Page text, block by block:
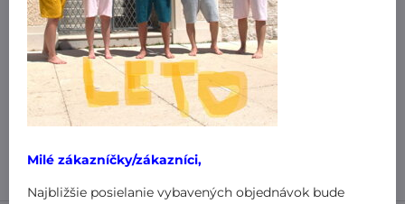
Výrobca:MiniPlanet
Nákup za:
60,99 € doručíme za 3,99 €
101 € a viac doručíme zadarmo
Milé zákazníčky/zákazníci,
Najbližšie posielanie vybavených objednávok bude